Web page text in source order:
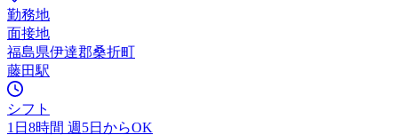
勤務地
面接地
福島県伊達郡桑折町
藤田駅
シフト
1日8時間 週5日からOK